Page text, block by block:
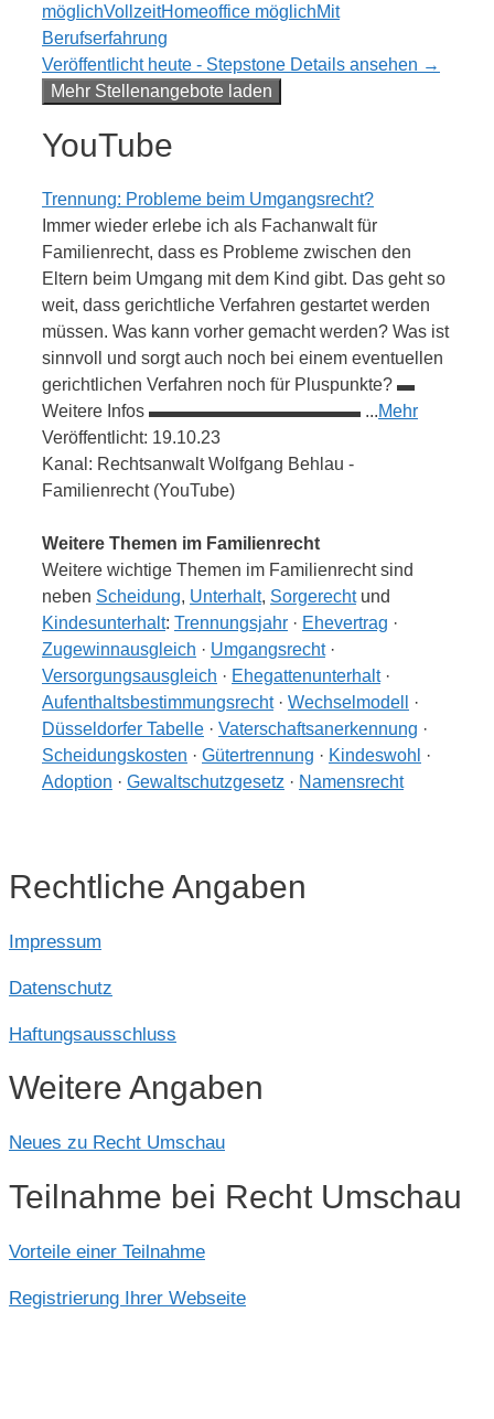
möglichVollzeitHomeoffice möglichMit
Berufserfahrung
Veröffentlicht heute - Stepstone Details ansehen →
Mehr Stellenangebote laden
YouTube
Trennung: Probleme beim Umgangsrecht?
Immer wieder erlebe ich als Fachanwalt für
Familienrecht, dass es Probleme zwischen den
Eltern beim Umgang mit dem Kind gibt. Das geht so
weit, dass gerichtliche Verfahren gestartet werden
müssen. Was kann vorher gemacht werden? Was ist
sinnvoll und sorgt auch noch bei einem eventuellen
gerichtlichen Verfahren noch für Pluspunkte? ▬
Weitere Infos ▬▬▬▬▬▬▬▬▬▬▬▬ ...Mehr
Veröffentlicht: 19.10.23
Kanal: Rechtsanwalt Wolfgang Behlau -
Familienrecht (YouTube)
Weitere Themen im Familienrecht
Weitere wichtige Themen im Familienrecht sind
neben Scheidung, Unterhalt, Sorgerechtund
Kindesunterhalt: Trennungsjahr · Ehevertrag ·
Zugewinnausgleich · Umgangsrecht·
Versorgungsausgleich · Ehegattenunterhalt·
Aufenthaltsbestimmungsrecht· Wechselmodell
·
Düsseldorfer Tabelle · Vaterschaftsanerkennung ·
Scheidungskosten · Gütertrennung · Kindeswohl
·
Adoption · Gewaltschutzgesetz · Namensrecht
Rechtliche Angaben
Impressum
Datenschutz
Haftungsausschluss
Weitere Angaben
Neues zu Recht Umschau
Teilnahme bei Recht Umschau
Vorteile einer Teilnahme
Registrierung Ihrer Webseite